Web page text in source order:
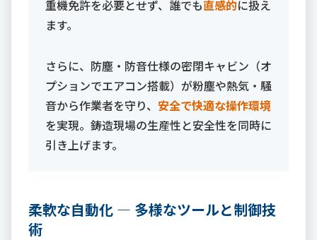
重機免許を必要とせず、誰でも直感的に扱え
ます。
さらに、防塵・防音仕様の密閉キャビン（オ
プションでエアコン搭載）が粉塵や熱気・騒
音から作業者を守り、 安全で快適な操作環境
を実現。鋳造現場の生産性と安全性を同時に
引き上げます。
柔軟な自動化 ― 多様なツールと制御技
術